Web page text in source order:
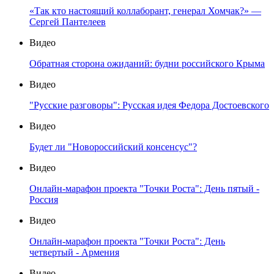
«Так кто настоящий коллаборант, генерал Хомчак?» —
Сергей Пантелеев
Видео
Обратная сторона ожиданий: будни российского Крыма
Видео
"Русские разговоры": Русская идея Федора Достоевского
Видео
Будет ли "Новороссийский консенсус"?
Видео
Онлайн-марафон проекта "Точки Роста": День пятый -
Россия
Видео
Онлайн-марафон проекта "Точки Роста": День
четвертый - Армения